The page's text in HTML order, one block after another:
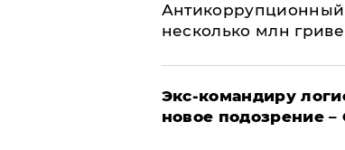
Антикоррупционный
несколько млн
Экс-командиру
новое подозрение